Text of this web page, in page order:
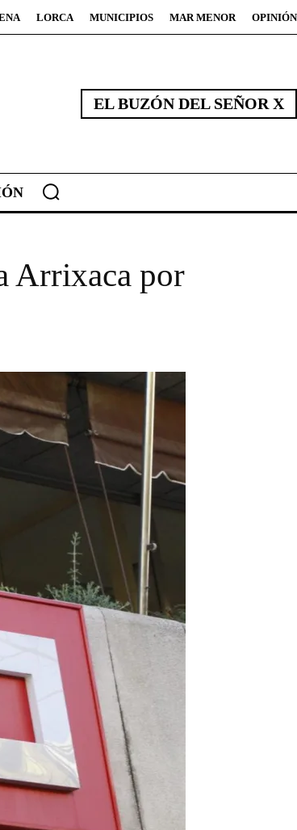
LORCA MUNICIPIOS MAR MENOR OPINIÓN
EL BUZÓN DEL SEÑOR X
Arrixaca por